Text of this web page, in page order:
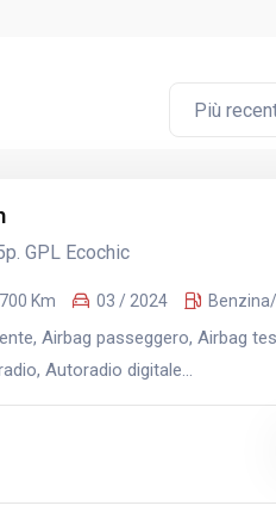
Più
GPL Ecochic
Km 03 / 2024 Benzina/
Airbag passeggero, Airbag
Autoradio digitale...